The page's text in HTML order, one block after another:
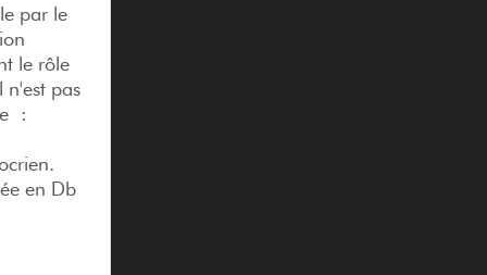
par le
le rôle
n'est pas
:
en Db